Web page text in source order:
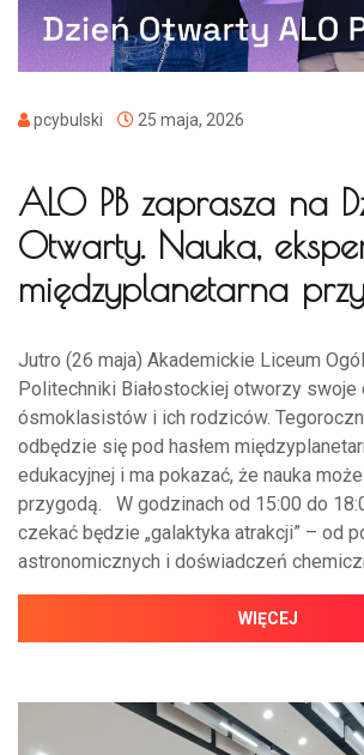
pcybulski 25 maja, 2026
ALO PB zaprasza na
Otwarty. Nauka,
międzyplanetarna
Jutro (26 maja) Akademickie Liceum
Politechniki Białostockiej otworzy swoje
ósmoklasistów i ich rodziców.
odbędzie się pod hasłem
edukacyjnej i ma pokazać, że nauka
przygodą. W godzinach od 15:00 do
czekać będzie „galaktyka atrakcji” – od
astronomicznych i doświadczeń
WIĘCEJ